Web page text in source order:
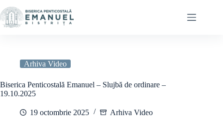
la
conținut
Arhiva Video
Biserica Penticostală Emanuel – Slujbă de ordinare –
19.10.2025
19 octombrie 2025 Arhiva Video